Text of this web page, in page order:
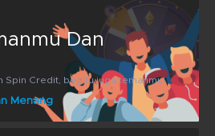
Dan
Spin Credit, begitu juga temanmu!
Menang